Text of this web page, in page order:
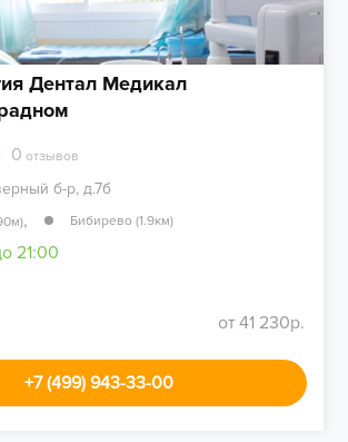
Дентал Медикал
0 отзывов
б-р, д.7б
, Бибирево (1.9км)
21:00
от 41 230р.
+7 (499) 943-33-00